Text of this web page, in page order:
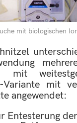
mit biologischen
mit
mit
angewendet:
Entesterung